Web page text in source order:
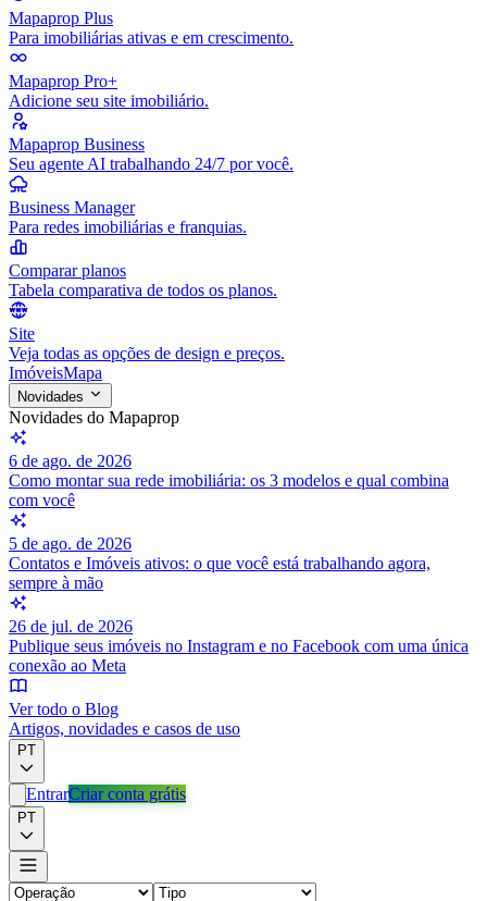
Mapaprop Plus
Para imobiliárias ativas e em crescimento.
Mapaprop Pro+
Adicione seu site imobiliário.
Mapaprop Business
Seu agente AI trabalhando 24/7 por você.
Business Manager
Para redes imobiliárias e franquias.
Comparar planos
Tabela comparativa de todos os planos.
Site
Veja todas as opções de design e preços.
ImóveisMapa
Novidades
Novidades do Mapaprop
6 de ago. de 2026
Como montar sua rede imobiliária: os 3 modelos e qual combina
com você
5 de ago. de 2026
Contatos e Imóveis ativos: o que você está trabalhando agora,
sempre à mão
26 de jul. de 2026
Publique seus imóveis no Instagram e no Facebook com uma única
conexão ao Meta
Ver todo o Blog
Artigos, novidades e casos de uso
PT
EntrarCriar conta grátis
PT